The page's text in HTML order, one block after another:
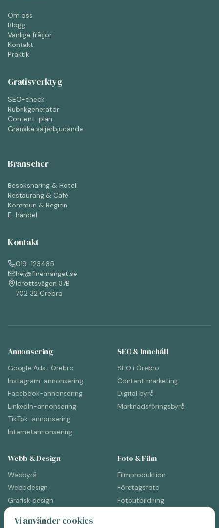
Om oss
Blogg
Vanliga frågor
Kontakt
Praktik
Gratisverktyg
SEO-check
Rubrikgenerator
Content-plan
Granska säljerbjudande
Branscher
Besöksnäring & Hotell
Restaurang & Café
Kommun & Region
E-handel
Kontakt
019-123465
hej@finemanget.se
Idrottsvägen 37B
702 32 Örebro
Annonsering
Google Ads i Örebro
Instagram-annonsering
Facebook-annonsering
LinkedIn-annonsering
TikTok-annonsering
Internetannonsering
SEO & Innehåll
SEO i Örebro
Content marketing
Digital byrå
Marknadsföringsbyrå
Webb & Design
Webbyrå
Webbdesign
Grafisk design
Kommunikationsbyrå
Foto & Film
Filmproduktion
Företagsfoto
Fotoutbildning
Vi använder cookies